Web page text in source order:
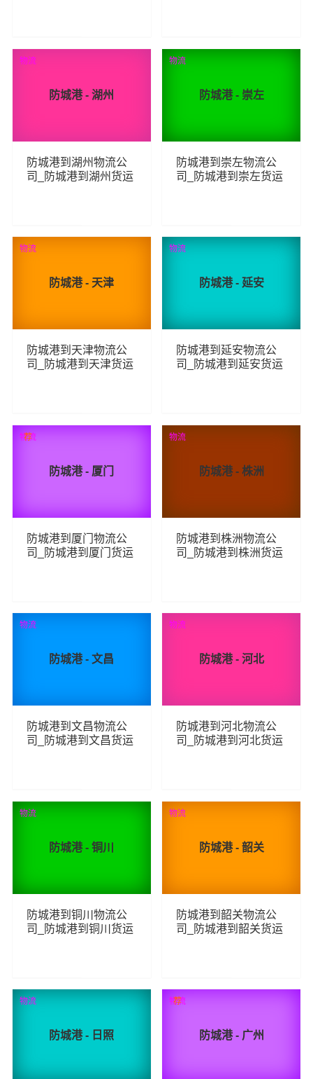
228 查看详细 214 查看详细
防城港 - 湖州
防城港到湖州物流公
司_防城港到湖州货运
191 查看详细
物流
防城港 - 崇左
防城港到崇左物流公
司_防城港到崇左货运
244 查看详细
物流
防城港 - 天津
防城港到天津物流公
司_防城港到天津货运
276 查看详细
物流
防城港 - 延安
防城港到延安物流公
司_防城港到延安货运
223 查看详细
物流
防城港 - 厦门
防城港到厦门物流公
司_防城港到厦门货运
339 查看详细
物流
荐
防城港 - 株洲
防城港到株洲物流公
司_防城港到株洲货运
336 查看详细
物流
防城港 - 文昌
防城港到文昌物流公
司_防城港到文昌货运
244 查看详细
物流
防城港 - 河北
防城港到河北物流公
司_防城港到河北货运
268 查看详细
物流
防城港 - 铜川
防城港到铜川物流公
司_防城港到铜川货运
267 查看详细
物流
防城港 - 韶关
防城港到韶关物流公
司_防城港到韶关货运
216 查看详细
物流
防城港 - 日照
物流
防城港 - 广州
物流
荐